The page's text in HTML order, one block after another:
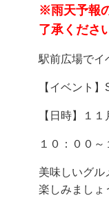
※雨天予報
了承くださ
駅前広場でイ
【イベント
【日時】１
１０：００～
美味しいグル
楽しみましょ